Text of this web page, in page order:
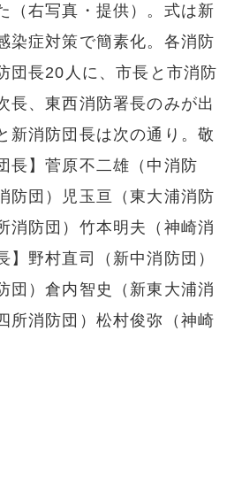
（右写真・提供）。式は新
染症対策で簡素化。各消防
団長20人に、市長と市消防
長、東西消防署長のみが出
新消防団長は次の通り。敬
長】菅原不二雄（中消防
防団）児玉亘（東大浦消防
消防団）竹本明夫（神崎消
】野村直司（新中消防団）
団）倉内智史（新東大浦消
所消防団）松村俊弥（神崎